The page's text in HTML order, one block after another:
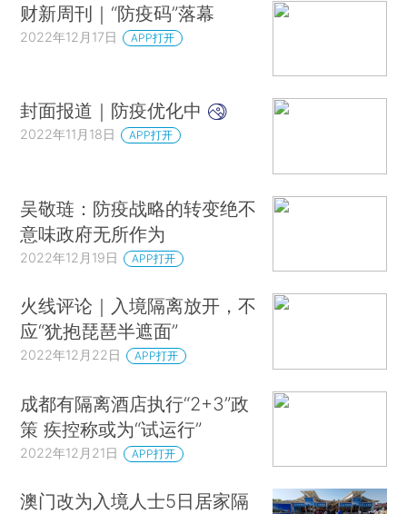
财新周刊｜“防疫码”落幕
2022年12月17日 APP打开
封面报道｜防疫优化中
2022年11月18日 APP打开
吴敬琏：防疫战略的转变绝不
意味政府无所作为
2022年12月19日 APP打开
火线评论｜入境隔离放开，不
应“犹抱琵琶半遮面”
2022年12月22日 APP打开
成都有隔离酒店执行“2+3”政
策 疾控称或为“试运行”
2022年12月21日 APP打开
澳门改为入境人士5日居家隔